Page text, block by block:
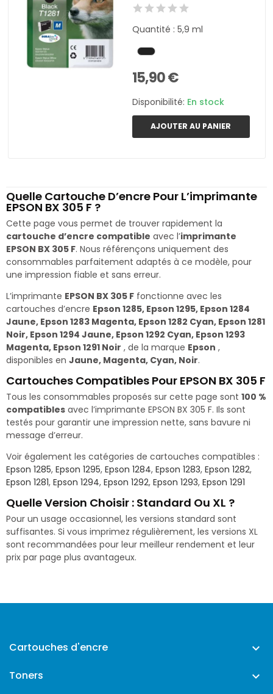
Quantité : 5,9 ml
15,90 €
Disponibilité: En stock
AJOUTER AU PANIER
Quelle Cartouche D’encre Pour L’imprimante
EPSON BX 305 F ?
Cette page vous permet de trouver rapidement la
cartouche d’encre compatible avec l’imprimante
EPSON BX 305 F. Nous référençons uniquement des
consommables parfaitement adaptés à ce modèle, pour
une impression fiable et sans erreur.
L’imprimante EPSON BX 305 F fonctionne avec les
cartouches d’encre Epson 1285, Epson 1295, Epson 1284
Jaune, Epson 1283 Magenta, Epson 1282 Cyan, Epson 1281
Noir, Epson 1294 Jaune, Epson 1292 Cyan, Epson 1293
Magenta, Epson 1291 Noir , de la marque Epson ,
disponibles en Jaune, Magenta, Cyan, Noir.
Cartouches Compatibles Pour EPSON BX 305 F
Tous les consommables proposés sur cette page sont 100 %
compatibles avec l’imprimante EPSON BX 305 F. Ils sont
testés pour garantir une impression nette, sans bavure ni
message d’erreur.
Voir également les catégories de cartouches compatibles :
Epson 1285, Epson 1295, Epson 1284, Epson 1283, Epson 1282,
Epson 1281, Epson 1294, Epson 1292, Epson 1293, Epson 1291
Quelle Version Choisir : Standard Ou XL ?
Pour un usage occasionnel, les versions standard sont
suffisantes. Si vous imprimez régulièrement, les versions XL
sont recommandées pour leur meilleur rendement et leur
prix par page plus avantageux.
Cartouches d'encre 
Toners 